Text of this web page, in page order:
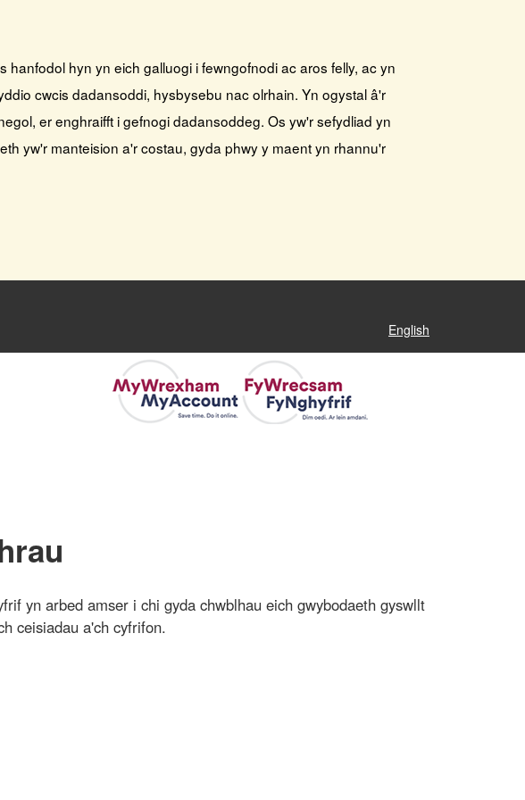
hyn yn eich galluogi i fewngofnodi ac aros felly, ac yn
cwcis dadansoddi, hysbysebu nac olrhain. Yn ogystal â'r
er enghraifft i gefnogi dadansoddeg. Os yw'r sefydliad yn
yw'r manteision a'r costau, gyda phwy y maent yn rhannu'r
English
yn arbed amser i chi gyda chwblhau eich gwybodaeth gyswllt
ceisiadau a'ch cyfrifon.